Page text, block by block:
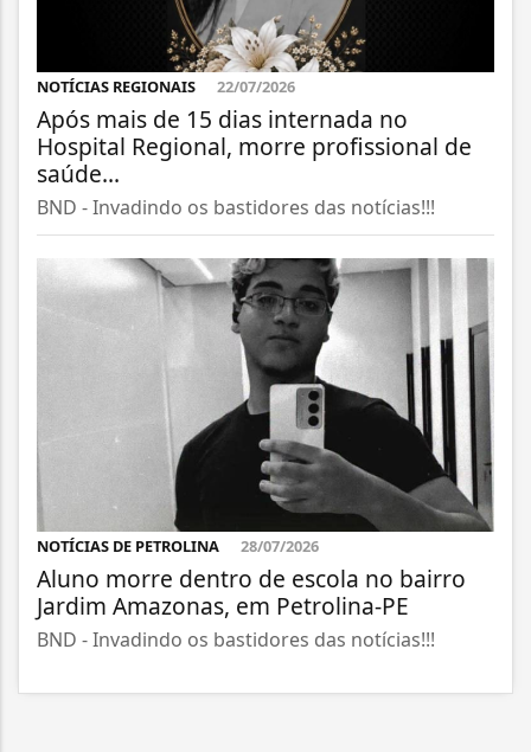
NOTÍCIAS REGIONAIS 22/07/2026
Após mais de 15 dias internada no
Hospital Regional, morre profissional de
saúde...
BND - Invadindo os bastidores das notícias!!!
NOTÍCIAS DE PETROLINA 28/07/2026
Aluno morre dentro de escola no bairro
Jardim Amazonas, em Petrolina-PE
BND - Invadindo os bastidores das notícias!!!